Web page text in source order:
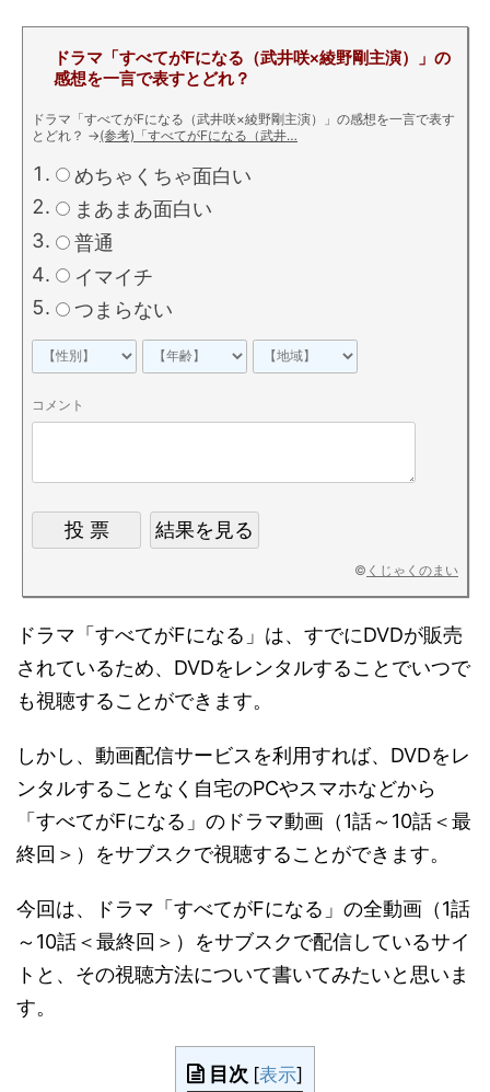
ドラマ「すべてがFになる（武井咲×綾野剛主演）」の
感想を一言で表すとどれ？
ドラマ「すべてがFになる（武井咲×綾野剛主演）」の感想を一言で表す
とどれ？ →(参考)「すべてがFになる（武井…
めちゃくちゃ面白い
まあまあ面白い
普通
イマイチ
つまらない
コメント
© くじゃくのまい
ドラマ「すべてがFになる」は、すでにDVDが販売
されているため、DVDをレンタルすることでいつで
も視聴することができます。
しかし、動画配信サービスを利用すれば、DVDをレ
ンタルすることなく自宅のPCやスマホなどから
「すべてがFになる」のドラマ動画（1話～10話＜最
終回＞）をサブスクで視聴することができます。
今回は、ドラマ「すべてがFになる」の全動画（1話
～10話＜最終回＞）をサブスクで配信しているサイ
トと、その視聴方法について書いてみたいと思いま
す。
目次 [表示]